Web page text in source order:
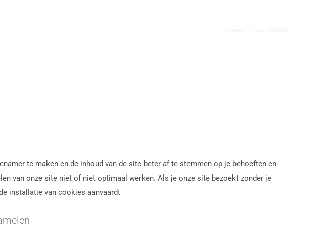
te maken en de inhoud van de site beter af te stemmen op je behoeften en
van onze site niet of niet optimaal werken. Als je onze site bezoekt zonder je
installatie van cookies aanvaardt